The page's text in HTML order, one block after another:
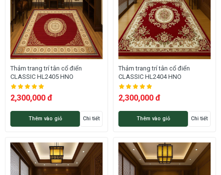
Thảm trang trí tân cổ điển
CLASSIC HL2405 HNO
2,300,000 đ
Thêm vào giỏ Chi tiết
Thảm trang trí tân cổ điển
CLASSIC HL2404 HNO
2,300,000 đ
Thêm vào giỏ Chi tiết